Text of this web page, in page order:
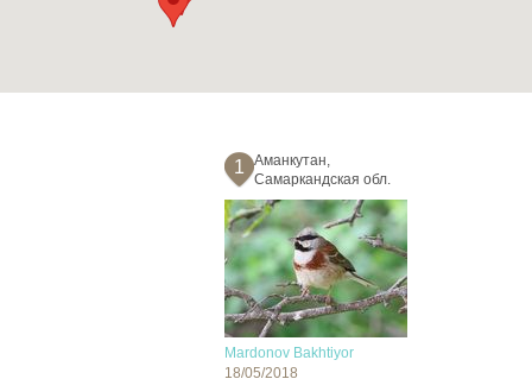
1
Аманкутан,
Самаркандская обл.
Mardonov Bakhtiyor
18/05/2018